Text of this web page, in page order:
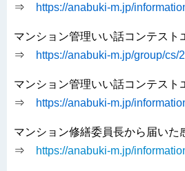
⇒ https://anabuki-m.jp/
マンション管理いい話コンテス
⇒
https://anabuki-m.jp/group/cs/
マンション管理いい話コンテス
⇒
https://anabuki-m.jp/
マンション修繕委員長から届いた
⇒
https://anabuki-m.jp/